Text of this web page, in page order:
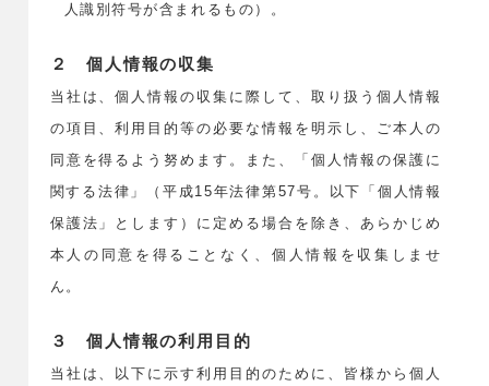
人識別符号が含まれるもの）。
２ 個人情報の収集
当社は、個人情報の収集に際して、取り扱う個人情報
の項目、利用目的等の必要な情報を明示し、ご本人の
同意を得るよう努めます。また、「個人情報の保護に
関する法律」（平成15年法律第57号。以下「個人情報
保護法」とします）に定める場合を除き、あらかじめ
本人の同意を得ることなく、個人情報を収集しませ
ん。
３ 個人情報の利用目的
当社は、以下に示す利用目的のために、皆様から個人